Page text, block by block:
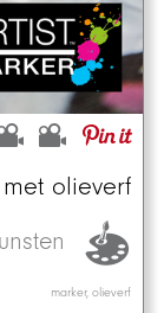
olieverf
marker, olieverf